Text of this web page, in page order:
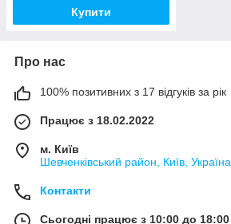
Купити
Про нас
100% позитивних з 17 відгуків за рік
Працює з 18.02.2022
м. Київ
Шевченківський район, Київ, Україна
Контакти
Сьогодні працює з 10:00 до 18:00